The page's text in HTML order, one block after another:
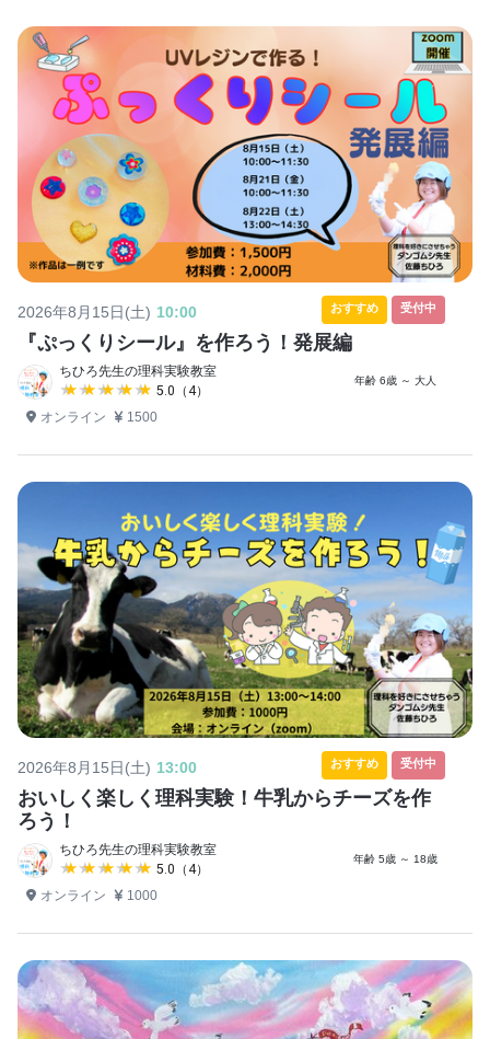
2026年8月15日(土) 10:00 おすすめ 受付中
『ぷっくりシール』を作ろう！発展編
ちひろ先生の理科実験教室
★★★★★
★★★★★ 5.0（4） 年齢 6歳 ～ 大人
オンライン 1500
2026年8月15日(土) 13:00 おすすめ 受付中
おいしく楽しく理科実験！牛乳からチーズを作
ろう！
ちひろ先生の理科実験教室
★★★★★
★★★★★ 5.0（4） 年齢 5歳 ～ 18歳
オンライン 1000